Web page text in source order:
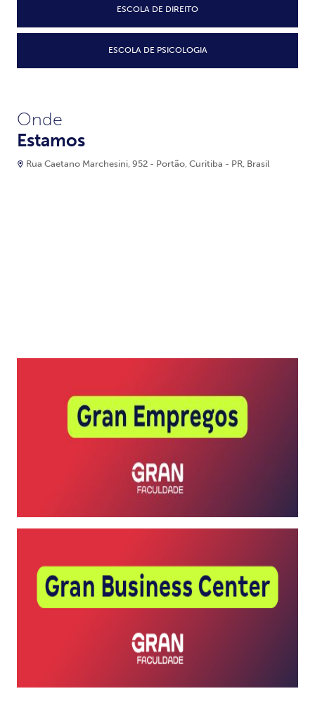
ESCOLA DE DIREITO
ESCOLA DE PSICOLOGIA
Onde
Estamos
Rua Caetano Marchesini, 952 - Portão, Curitiba - PR, Brasil